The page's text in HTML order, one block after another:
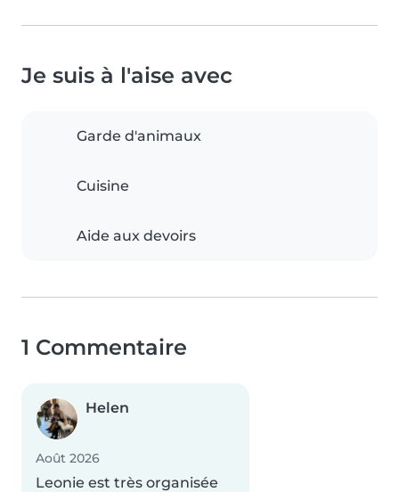
Je suis à l'aise avec
Garde d'animaux
Cuisine
Aide aux devoirs
1 Commentaire
Helen
Août 2026
Leonie est très organisée